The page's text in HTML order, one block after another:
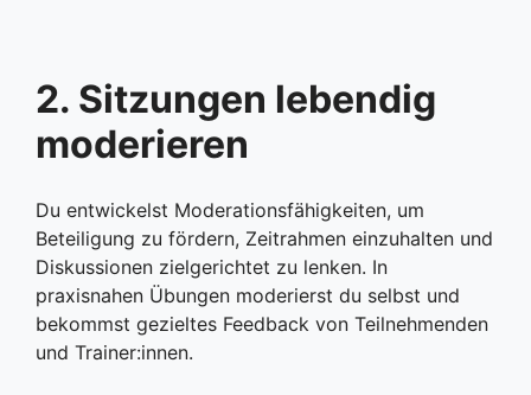
2. Sitzungen lebendig
moderieren
Du entwickelst Moderationsfähigkeiten, um
Beteiligung zu fördern, Zeitrahmen einzuhalten und
Diskussionen zielgerichtet zu lenken. In
praxisnahen Übungen moderierst du selbst und
bekommst gezieltes Feedback von Teilnehmenden
und Trainer:innen.